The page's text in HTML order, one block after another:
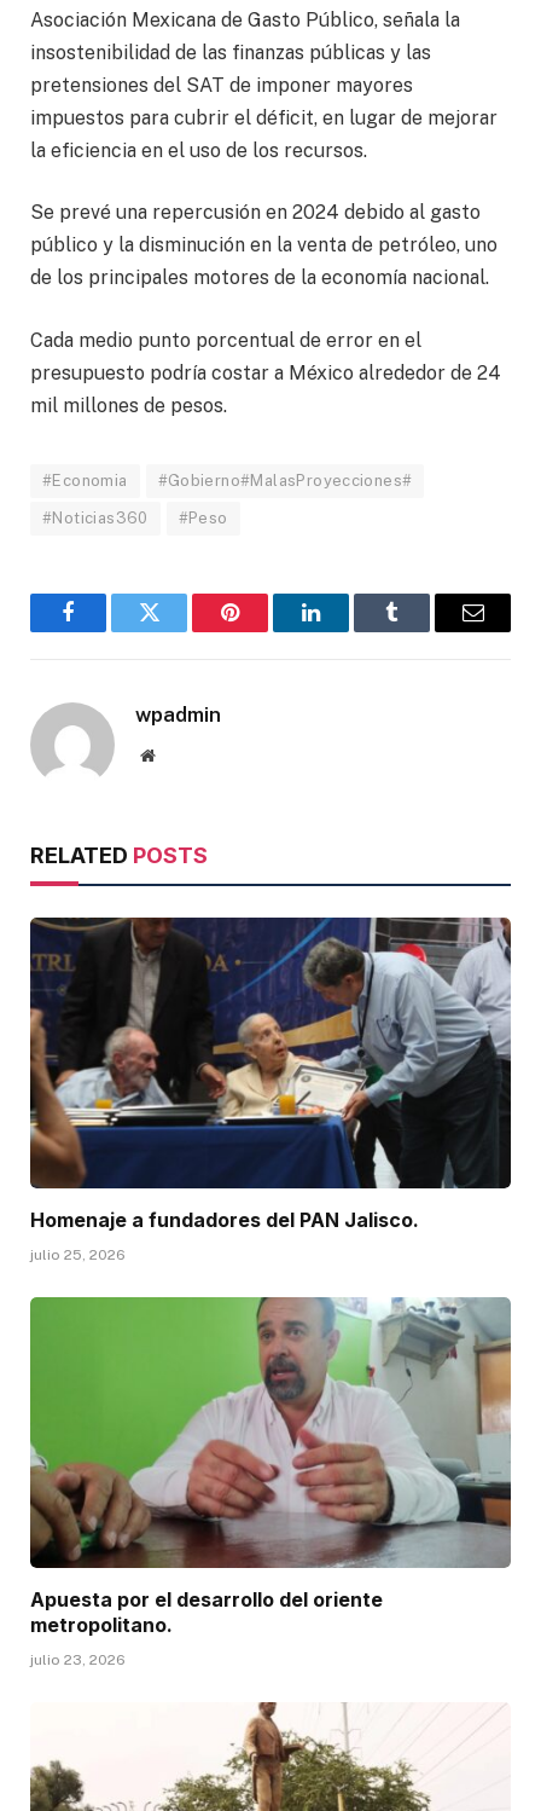
Asociación Mexicana de Gasto Público, señala la
insostenibilidad de las finanzas públicas y las
pretensiones del SAT de imponer mayores
impuestos para cubrir el déficit, en lugar de mejorar
la eficiencia en el uso de los recursos.
Se prevé una repercusión en 2024 debido al gasto
público y la disminución en la venta de petróleo, uno
de los principales motores de la economía nacional.
Cada medio punto porcentual de error en el
presupuesto podría costar a México alrededor de 24
mil millones de pesos.
#Economia #Gobierno#MalasProyecciones#
#Noticias360 #Peso
FacebookTwitter Pinterest LinkedInTumblr Email
wpadmin
Website
RELATED POSTS
Homenaje a fundadores del PAN Jalisco.
julio 25, 2026
Apuesta por el desarrollo del oriente
metropolitano.
julio 23, 2026